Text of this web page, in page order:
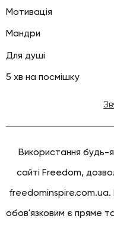
Мотивація
Мандри
Для душі
5 хв на посмішку
Використання будь-
сайті Freedom,
freedominspire.com.ua.
обов'язковим є пряме